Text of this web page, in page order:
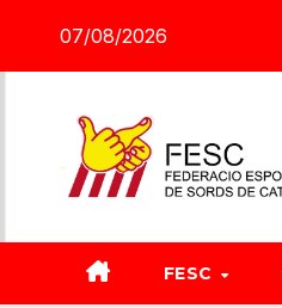
07/08/2026
FESC